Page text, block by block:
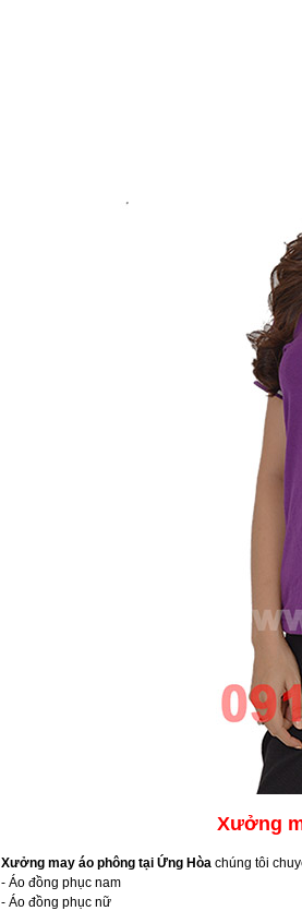
Xưởng
Xưởng may áo phông tại Ứng Hòa chúng tôi
- Áo đồng phục nam
- Áo đồng phục nữ